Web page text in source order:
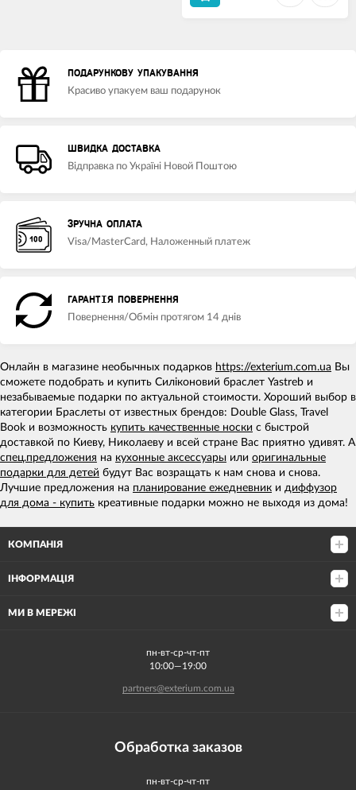
ПОДАРУНКОВУ УПАКУВАННЯ
Красиво упакуем ваш подарунок
ШВИДКА ДОСТАВКА
Відправка по Україні Новой Поштою
ЗРУЧНА ОПЛАТА
Visa/MasterCard, Наложенный платеж
ГАРАНТІЯ ПОВЕРНЕННЯ
Повернення/Обмін протягом 14 днів
Онлайн в магазине необычных подарков https://exterium.com.ua Вы
сможете подобрать и купить Силіконовий браслет Yastreb и
незабываемые подарки по актуальной стоимости. Хороший выбор в
категории Браслеты от известных брендов: Double Glass, Travel
Book и возможность купить качественные носки с быстрой
доставкой по Киеву, Николаеву и всей стране Вас приятно удивят. А
спец.предложения на кухонные аксессуары или оригинальные
подарки для детей будут Вас возращать к нам снова и снова.
Лучшие предложения на планирование ежедневник и диффузор
для дома - купить креативные подарки можно не выходя из дома!
КОМПАНІЯ
ІНФОРМАЦІЯ
МИ В МЕРЕЖІ
пн-вт-ср-чт-пт
10:00—19:00
partners@exterium.com.ua
Обработка заказов
пн-вт-ср-чт-пт